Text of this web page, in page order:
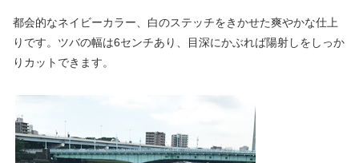
都会的なネイビーカラー、白のステッチをきかせた爽やかな仕上
りです。ツバの幅は6センチあり、目深にかぶれば陽射しをしっか
りカットできます。